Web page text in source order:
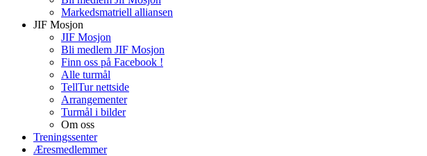
Markedsmatriell alliansen
JIF Mosjon
JIF Mosjon
Bli medlem JIF Mosjon
Finn oss på Facebook !
Alle turmål
TellTur nettside
Arrangementer
Turmål i bilder
Om oss
Treningssenter
Æresmedlemmer